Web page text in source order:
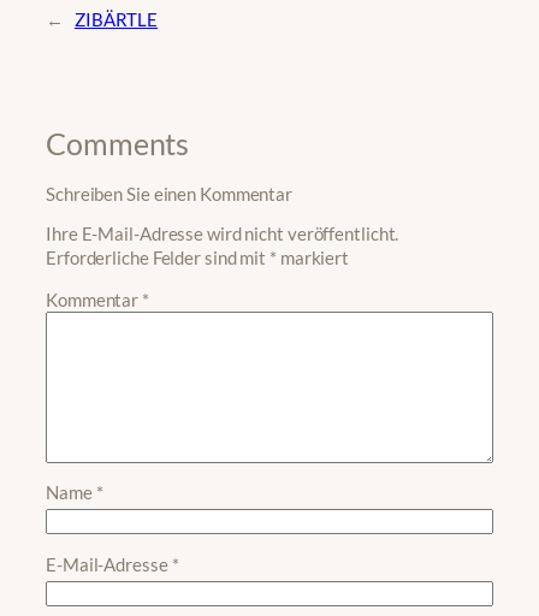
← ZIBÄRTLE
Comments
Schreiben Sie einen Kommentar
Ihre E-Mail-Adresse wird nicht veröffentlicht.
Erforderliche Felder sind mit * markiert
Kommentar *
Name *
E-Mail-Adresse *